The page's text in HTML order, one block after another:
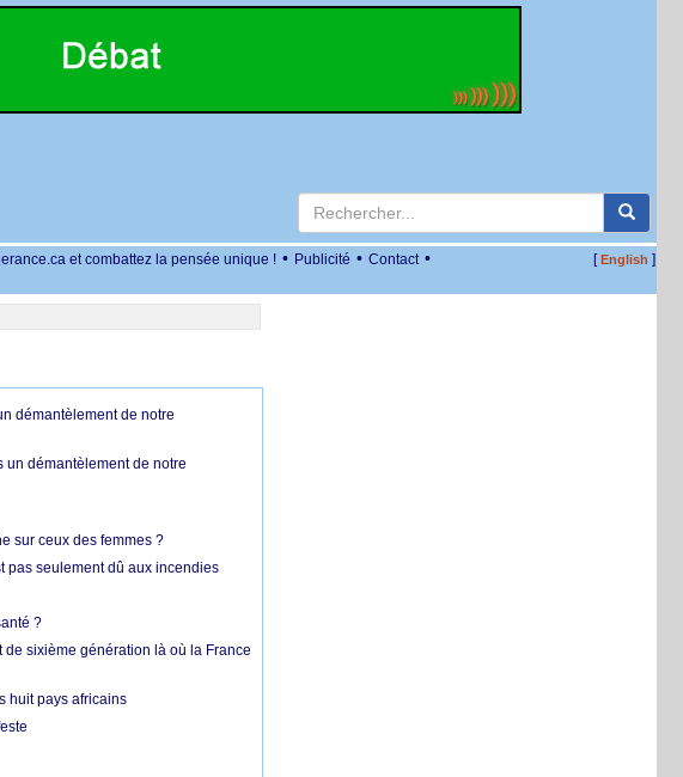
et combattez la pensée unique ! • Publicité • Contact • [English ]
démantèlement de notre
un démantèlement de notre
sur ceux des femmes ?
pas seulement dû aux incendies
?
sixième génération là où la France
huit pays africains